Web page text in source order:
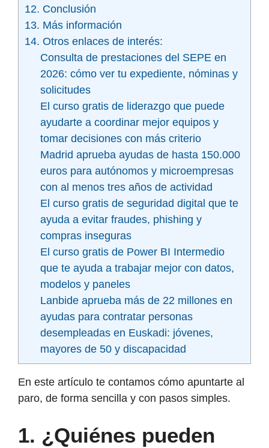
12. Conclusión
13. Más información
14. Otros enlaces de interés:
Consulta de prestaciones del SEPE en
2026: cómo ver tu expediente, nóminas y
solicitudes
El curso gratis de liderazgo que puede
ayudarte a coordinar mejor equipos y
tomar decisiones con más criterio
Madrid aprueba ayudas de hasta 150.000
euros para autónomos y microempresas
con al menos tres años de actividad
El curso gratis de seguridad digital que te
ayuda a evitar fraudes, phishing y
compras inseguras
El curso gratis de Power BI Intermedio
que te ayuda a trabajar mejor con datos,
modelos y paneles
Lanbide aprueba más de 22 millones en
ayudas para contratar personas
desempleadas en Euskadi: jóvenes,
mayores de 50 y discapacidad
En este artículo te contamos cómo apuntarte al
paro, de forma sencilla y con pasos simples.
1. ¿Quiénes pueden